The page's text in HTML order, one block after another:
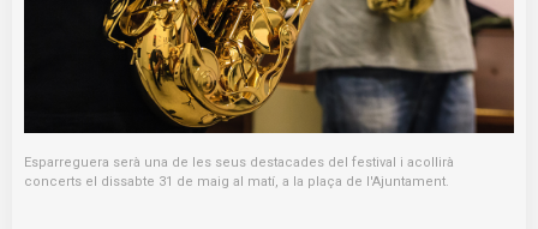
Esparreguera serà una de les seus destacades del festival i acollirà
concerts el dissabte 31 de maig al matí, a la plaça de l'Ajuntament.